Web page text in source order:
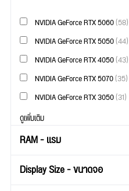
NVIDIA GeForce RTX 5060(58)
NVIDIA GeForce RTX 5050(44)
NVIDIA GeForce RTX 4050(43)
NVIDIA GeForce RTX 5070(35)
NVIDIA GeForce RTX 3050(31)
ดูเพิ่มเติม
RAM - แรม
Display Size - ขนาดจอ